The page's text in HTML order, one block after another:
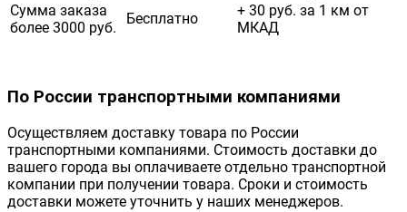
Сумма заказа
более 3000 руб.
Бесплатно
+ 30 руб. за 1 км от
МКАД
По России транспортными компаниями
Осуществляем доставку товара по России
транспортными компаниями. Стоимость доставки до
вашего города вы оплачиваете отдельно транспортной
компании при получении товара. Сроки и стоимость
доставки можете уточнить у наших менеджеров.